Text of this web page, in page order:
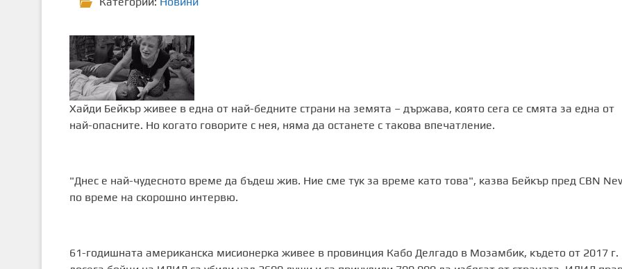
Хайди Бейкър живее в една от най-бедните страни на земята – държава, която сега се смята за една от
най-опасните. Но когато говорите с нея, няма да останете с такова впечатление.
"Днес е най-чудесното време да бъдеш жив. Ние сме тук за време като това", казва Бейкър пред CBN
по време на скорошно интервю.
61-годишната американска мисионерка живее в провинция Кабо Делгадо в Мозамбик, където от 2017 г.